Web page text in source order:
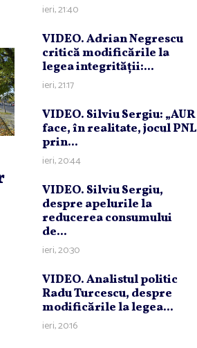
ieri, 21:40
VIDEO. Adrian Negrescu
critică modificările la
legea integrităţii:...
ieri, 21:17
VIDEO. Silviu Sergiu: „AUR
face, în realitate, jocul PNL
prin...
ieri, 20:44
VIDEO. Silviu Sergiu,
despre apelurile la
reducerea consumului
de...
ieri, 20:30
VIDEO. Analistul politic
Radu Turcescu, despre
modificările la legea...
ieri, 20:16